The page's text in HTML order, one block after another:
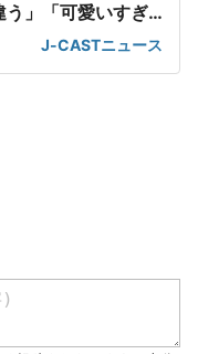
う」「可愛いすぎ
J-CASTニュース